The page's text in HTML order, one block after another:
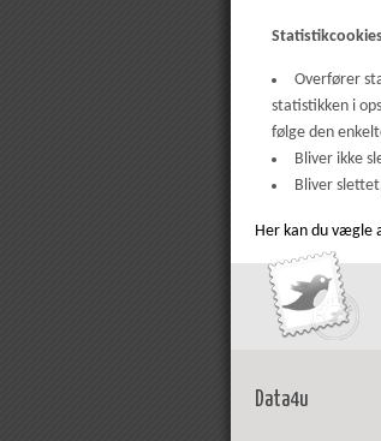
Overfører
statistikken i
følge den
Bliver ikke
Bliver
Her kan du vægle
Data4u